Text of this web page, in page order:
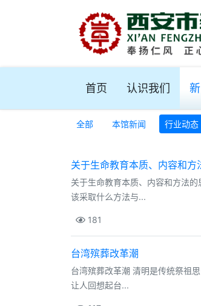
首页 认识我们
全部 本馆新闻 行业动态
关于生命教育本质、内容和方
关于生命教育本质、内容和方法
该采取什么方法与...
181
台湾殡葬改革潮
台湾殡葬改革潮 清明是传统祭祖
让人回想起台...